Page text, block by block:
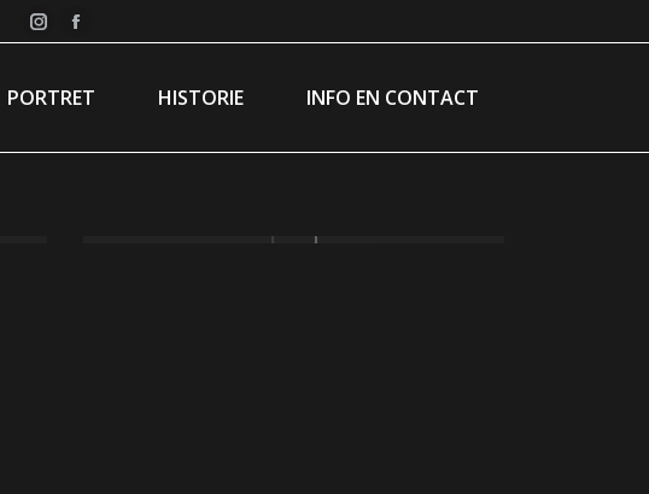
Instagram
opens
new
Facebook
opens
new
PORTRET HISTORIE INFO EN CONTACT